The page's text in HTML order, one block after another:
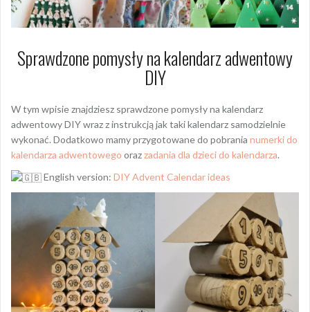
Sprawdzone pomysły na kalendarz adwentowy
DIY
W tym wpisie znajdziesz sprawdzone pomysły na kalendarz
adwentowy DIY wraz z instrukcją jak taki kalendarz samodzielnie
wykonać. Dodatkowo mamy przygotowane do pobrania numerki do
kalendarza adwentowego orazzadania dla dzieci do kalendarza.
English version: DIY Advent Calendar ideas